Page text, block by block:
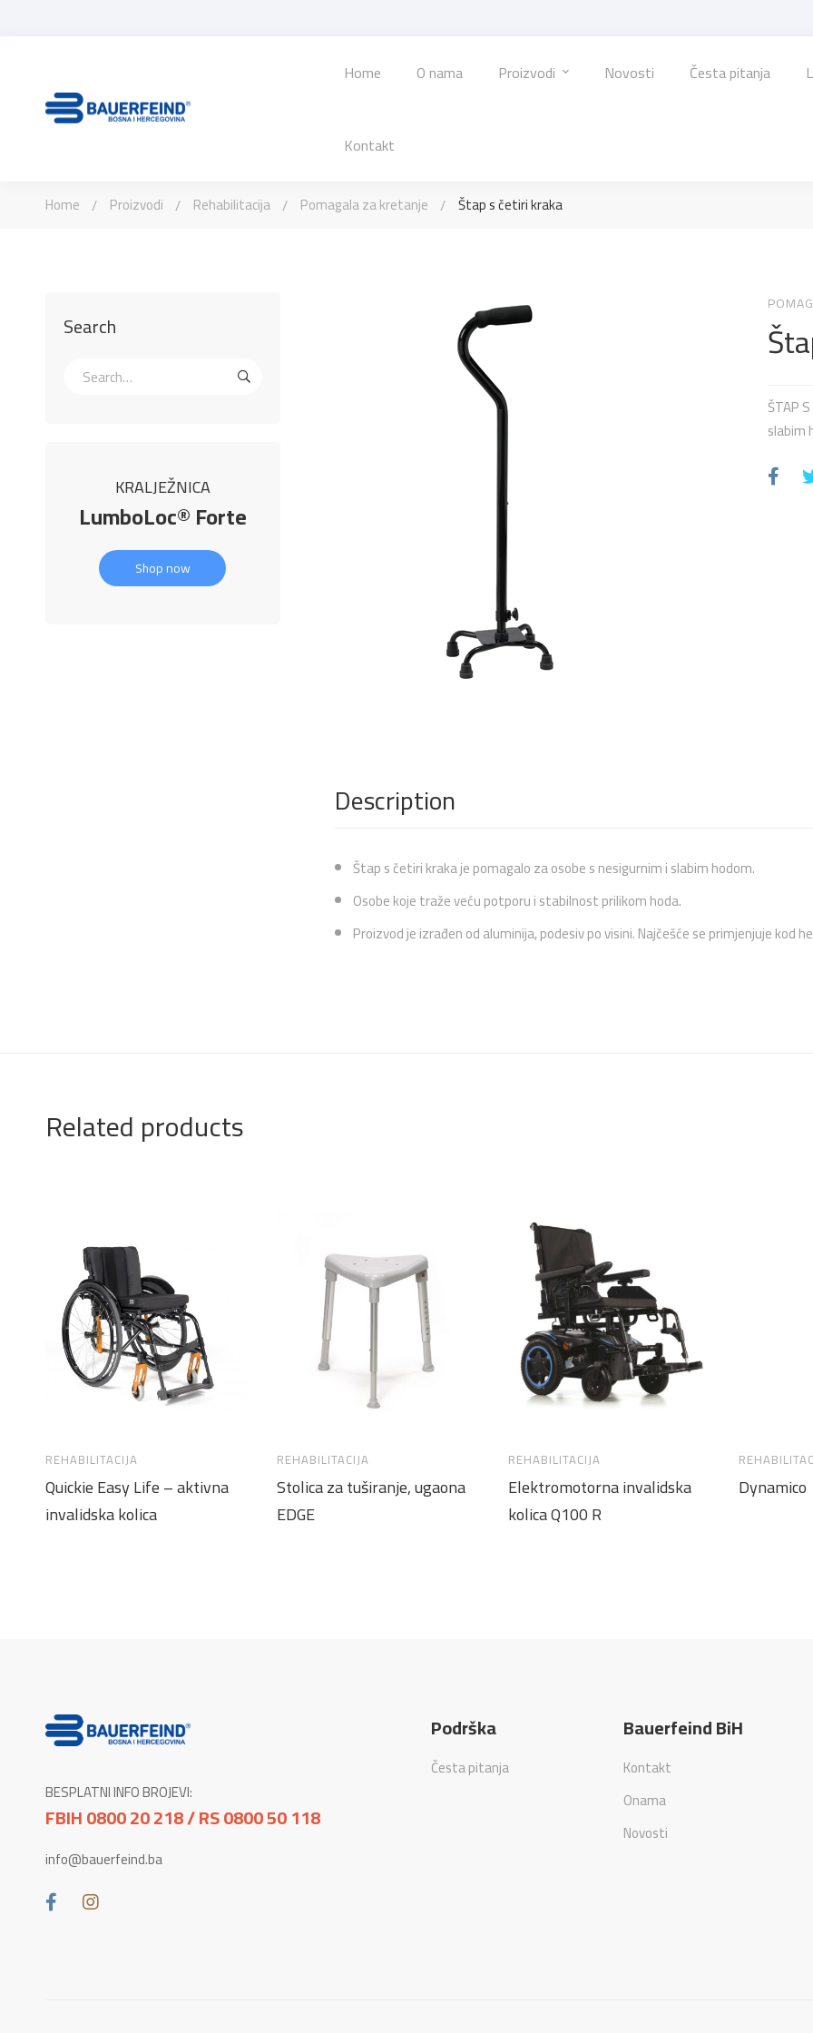
Home O nama Proizvodi Novosti Česta pitanja
Kontakt
Home Proizvodi Rehabilitacija Pomagala za kretanje Štap s četiri kraka
Search
KRALJEŽNICA
LumboLoc® Forte
Shop now
ŠTAP
slabim
Description
Štap s četiri kraka je pomagalo za osobe s nesigurnim i slabim hodom.
Osobe koje traže veću potporu i stabilnost prilikom hoda.
Proizvod je izrađen od aluminija, podesiv po visini. Najčešće se primjenjuje kod
Related products
REHABILITACIJA
Quickie Easy Life – aktivna
invalidska kolica
REHABILITACIJA
Stolica za tuširanje, ugaona
EDGE
REHABILITACIJA
Elektromotorna invalidska
kolica Q100 R
Dynamico
BESPLATNI INFO BROJEVI:
FBIH 0800 20 218 / RS 0800 50 118
info@bauerfeind.ba
Podrška
Česta pitanja
Bauerfeind BiH
Kontakt
Onama
Novosti